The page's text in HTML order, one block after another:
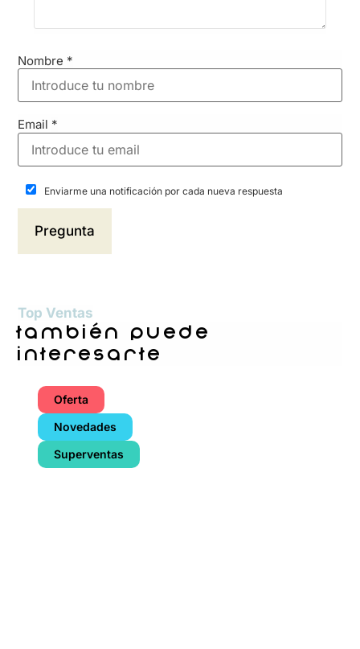
Nombre *
Email *
Enviarme una notificación por cada nueva respuesta
Top Ventas
también puede
interesarte
Oferta
Novedades
Superventas